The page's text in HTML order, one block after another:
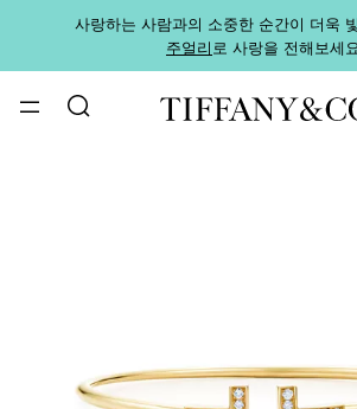
사랑하는 사람과의 소중한 순간이 더욱
주얼리로 사랑을 전해보세